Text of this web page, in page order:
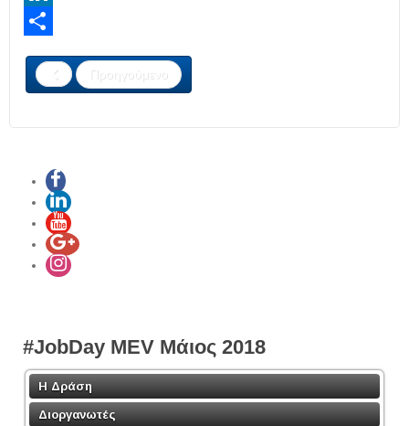
LinkedIn
Προηγούμενο
#JobDay MEV Μάιος 2018
Η Δράση
Διοργανωτές